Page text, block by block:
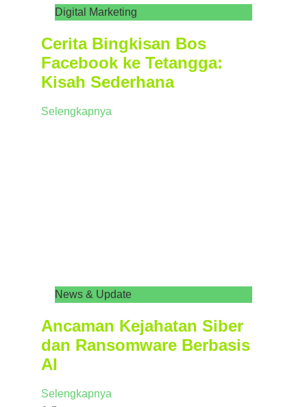
Digital Marketing
Cerita Bingkisan Bos
Facebook ke Tetangga:
Kisah Sederhana
Selengkapnya
News & Update
Ancaman Kejahatan Siber
dan Ransomware Berbasis
AI
Selengkapnya